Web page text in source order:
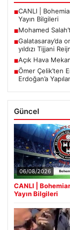
■CANLI |
Yayın Bilgileri
■Mohamed
■Galatasaray’da
yıldızı Tijjani
■Açık Hava
■Ömer Çelik’ten
Erdoğan’a
Güncel
06/08/2026
CANLI |
Yayın Bilgileri